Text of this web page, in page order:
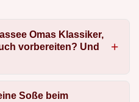
Omas Klassiker,
vorbereiten? Und
Soße beim